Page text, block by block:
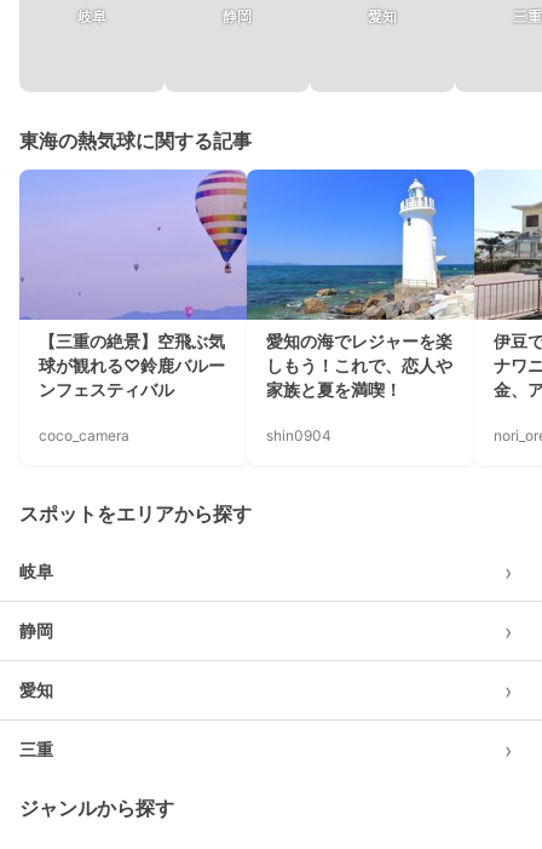
岐阜 静岡 愛知 三重
東海の熱気球に関する記事
【三重の絶景】空飛ぶ気
球が観れる♡鈴鹿バルー
ンフェスティバル
coco_camera
愛知の海でレジャーを楽
しもう！これで、恋人や
家族と夏を満喫！
shin0904
伊豆
ナワ
金、
スポットをエリアから探す
岐阜 ›
静岡 ›
愛知 ›
三重 ›
ジャンルから探す